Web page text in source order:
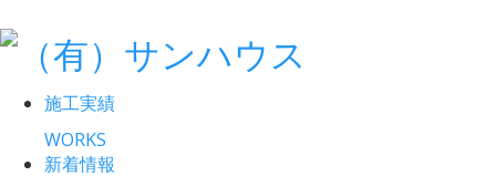
施工実績
WORKS
新着情報